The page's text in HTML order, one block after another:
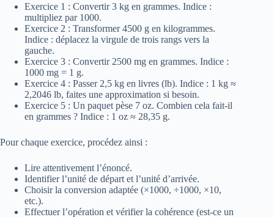
Exercice 1 : Convertir 3 kg en grammes. Indice :
multipliez par 1000.
Exercice 2 : Transformer 4500 g en kilogrammes.
Indice : déplacez la virgule de trois rangs vers la
gauche.
Exercice 3 : Convertir 2500 mg en grammes. Indice :
1000 mg = 1 g.
Exercice 4 : Passer 2,5 kg en livres (lb). Indice : 1 kg ≈
2,2046 lb, faites une approximation si besoin.
Exercice 5 : Un paquet pèse 7 oz. Combien cela fait-il
en grammes ? Indice : 1 oz ≈ 28,35 g.
Pour chaque exercice, procédez ainsi :
Lire attentivement l’énoncé.
Identifier l’unité de départ et l’unité d’arrivée.
Choisir la conversion adaptée (×1000, ÷1000, ×10,
etc.).
Effectuer l’opération et vérifier la cohérence (est-ce un